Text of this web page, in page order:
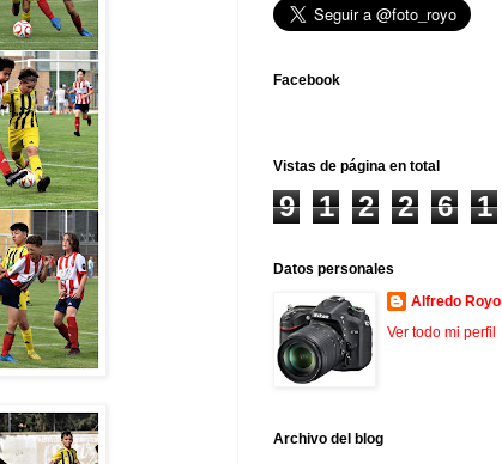
Facebook
Vistas de página en total
9 1 2 2 6 1
Datos personales
Alfredo Royo
Ver todo mi perfil
Archivo del blog